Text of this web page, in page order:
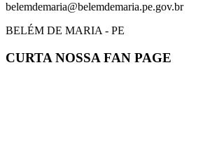
belemdemaria@belemdemaria.pe.gov.br
BELÉM DE MARIA - PE
CURTA NOSSA FAN PAGE